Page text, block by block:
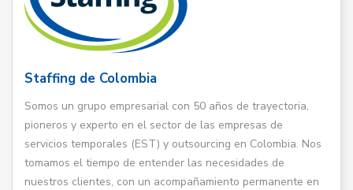
Staffing de Colombia
Somos un grupo empresarial con 50 años de trayectoria,
pioneros y experto en el sector de las empresas de
servicios temporales (EST) y outsourcing en Colombia. Nos
tomamos el tiempo de entender las necesidades de
nuestros clientes, con un acompañamiento permanente en